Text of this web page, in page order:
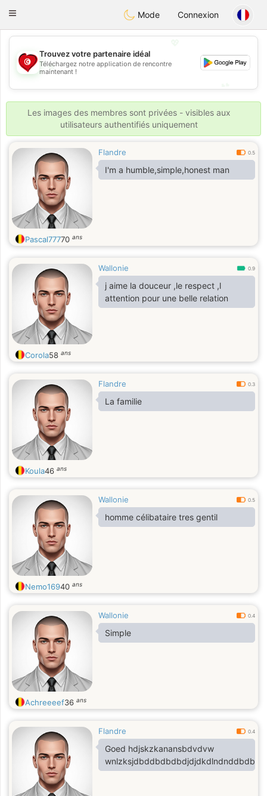
Tunisia Dating
Toggle
Mode Connexion
💖
💕
Trouvez votre partenaire idéal
Téléchargez notre application de rencontre
maintenant !
Les images des membres sont privées - visibles aux
utilisateurs authentifiés uniquement
Flandre 0.5
I'm a humble,simple,honest man
Pascal77770 ans
Wallonie 0.9
j aime la douceur ,le respect ,l
attention pour une belle relation
Corola58 ans
Flandre 0.3
La familie
Koula46 ans
Wallonie 0.5
homme célibataire tres gentil
Nemo16940 ans
Wallonie 0.4
Simple
Achreeeef36 ans
Flandre 0.4
Goed hdjskzkanansbdvdvw
wnlzksjdbddbdbdbdjdjdkdlndnddbdbdb